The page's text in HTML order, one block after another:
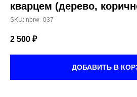
кварцем (дерево,
SKU: nbrw_037
2 500 ₽
ДОБАВИТЬ В